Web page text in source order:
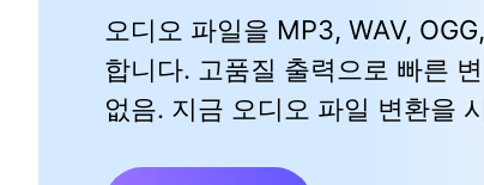
오디오 파일을 MP3, WAV,
합니다. 고품질 출력으로 빠른
없음. 지금 오디오 파일 변환을